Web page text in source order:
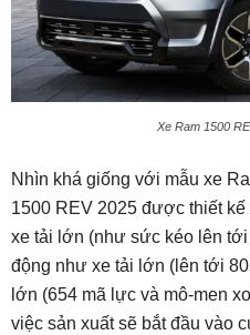
Xe Ram 1500
Nhìn khá giống với mẫu xe
1500 REV 2025 được thiết
xe tải lớn (như sức kéo lên
động như xe tải lớn (lên tới
lớn (654 mã lực và mô-men
việc sản xuất sẽ bắt đầu vào